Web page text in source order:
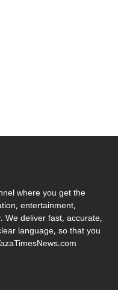
where you get the
entertainment,
We deliver fast, accurate,
language, so that you